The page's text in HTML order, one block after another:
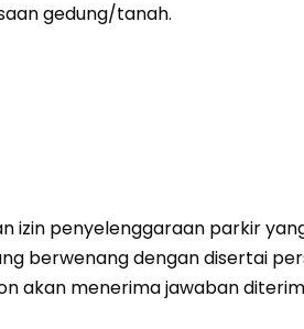
gedung/tanah.
izin penyelenggaraan parkir
berwenang dengan disertai
akan menerima jawaban